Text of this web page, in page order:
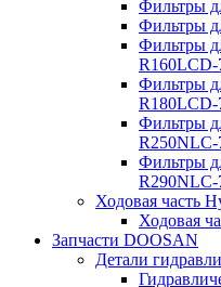
Фильтры
Фильтры
Фильтры
R160LCD-
Фильтры
Фильтры
R250NLC-
Фильтры
R290NLC-
Ходовая часть
Ходовая
Запчасти DOOSAN
Детали